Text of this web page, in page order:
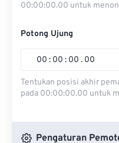
00:00:00.00 untuk
Potong Ujung
00 : 00 : 00 . 00
Tentukan posisi akhir
pada 00:00:00.00 untuk
Pengaturan